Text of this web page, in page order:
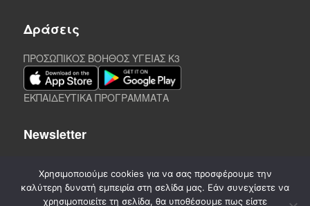
Δράσεις
ΠΡΟΣΩΠΙΚΟΣ ΒΟΗΘΟΣ ΥΓΕΙΑΣ K3
ΕΚΠΑΙΔΕΥΤΙΚΑ ΠΡΟΓΡΑΜΜΑΤΑ
Newsletter
Χρησιμοποιούμε cookies για να σας προσφέρουμε την
καλύτερη δυνατή εμπειρία στη σελίδα μας. Εάν συνεχίσετε να
χρησιμοποιείτε τη σελίδα, θα υποθέσουμε πως είστε